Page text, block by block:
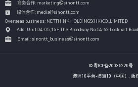
商务合作: marketing@sinontt.com
媒体合作: media@sinontt.com
Overseas business: NETTHINK HOLDINGS(HK)CO.,LIMITED
Add: Unit 04-05, 16F, The Broadway No.54-62 Lockhart
Email: sinontt_business@sinontt.com
© 粤ICP备20035220号
澳洲10平台-澳洲10（中国）, 版